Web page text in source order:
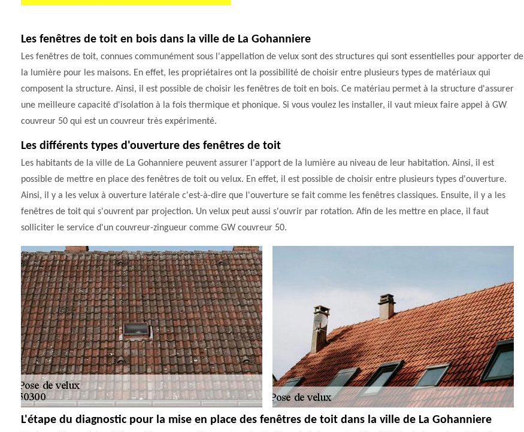
Les fenêtres de toit en bois dans la ville de La Gohanniere
Les fenêtres de toit, connues communément sous l'appellation de velux sont des structures qui sont essentielles pour apporter de
la lumière pour les maisons. En effet, les propriétaires ont la possibilité de choisir entre plusieurs types de matériaux qui
composent la structure. Ainsi, il est possible de choisir les fenêtres de toit en bois. Ce matériau permet à la structure d'assurer
une meilleure capacité d'isolation à la fois thermique et phonique. Si vous voulez les installer, il vaut mieux faire appel à GW
couvreur 50 qui est un couvreur très expérimenté.
Les différents types d'ouverture des fenêtres de toit
Les habitants de la ville de La Gohanniere peuvent assurer l'apport de la lumière au niveau de leur habitation. Ainsi, il est
possible de mettre en place des fenêtres de toit ou velux. En effet, il est possible de choisir entre plusieurs types d'ouverture.
Ainsi, il y a les velux à ouverture latérale c'est-à-dire que l'ouverture se fait comme les fenêtres classiques. Ensuite, il y a les
fenêtres de toit qui s'ouvrent par projection. Un velux peut aussi s'ouvrir par rotation. Afin de les mettre en place, il faut
solliciter le service d'un couvreur-zingueur comme GW couvreur 50.
L'étape du diagnostic pour la mise en place des fenêtres de toit dans la ville de La Gohanniere